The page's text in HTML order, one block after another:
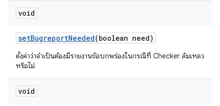
void
setBugreportNeeded(boolean need)
ตั้งค่าว่าจำเป็นต้องมีรายงานข้อบกพร่องในกรณีที่ Checker ล้มเหลว
หรือไม่
void